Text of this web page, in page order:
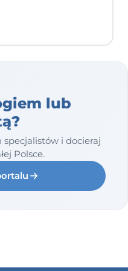
lub
specjalistów i docieraj
Polsce.